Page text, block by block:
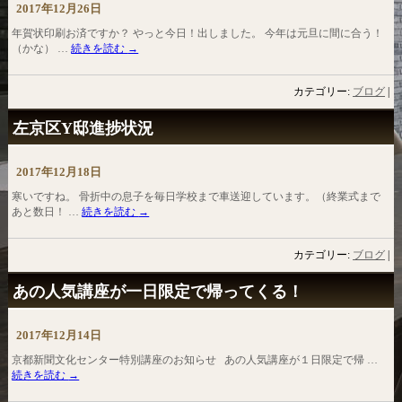
2017年12月26日
年賀状印刷お済ですか？ やっと今日！出しました。 今年は元旦に間に合う！
（かな） …続きを読む →
カテゴリー: ブログ
左京区Y邸進捗状況
2017年12月18日
寒いですね。 骨折中の息子を毎日学校まで車送迎しています。（終業式まで
あと数日！ …続きを読む →
カテゴリー: ブログ
あの人気講座が一日限定で帰ってくる！
2017年12月14日
京都新聞文化センター特別講座のお知らせ あの人気講座が１日限定で帰 …
続きを読む →